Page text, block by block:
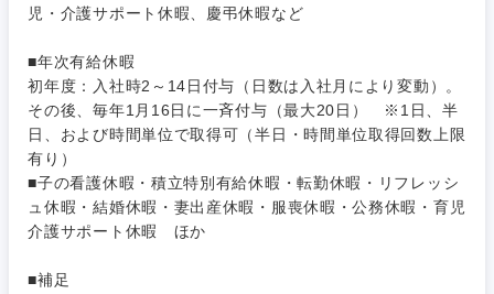
児・介護サポート休暇、慶弔休暇など
■年次有給休暇
初年度：入社時2～14日付与（日数は入社月により変動）。
その後、毎年1月16日に一斉付与（最大20日） ※1日、半
日、および時間単位で取得可（半日・時間単位取得回数上限
有り）
■子の看護休暇・積立特別有給休暇・転勤休暇・リフレッシ
ュ休暇・結婚休暇・妻出産休暇・服喪休暇・公務休暇・育児
介護サポート休暇 ほか
■補足
岐阜県 静岡県